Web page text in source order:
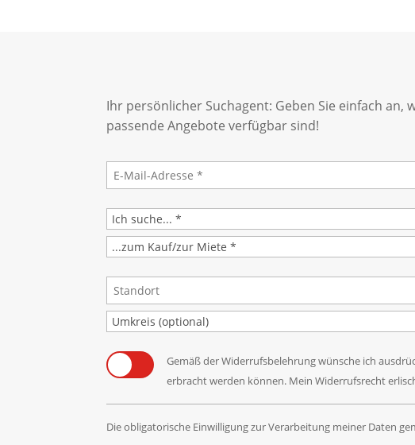
Ihr persönlicher Suchagent: Geben Sie einfach an,
passende Angebote verfügbar sind!
Gemäß der Widerrufsbelehrung wünsche ich
erbracht werden können. Mein Widerrufsrecht
Die obligatorische Einwilligung zur Verarbeitung meiner Daten